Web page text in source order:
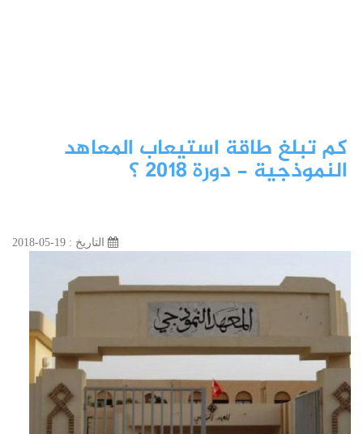
كم تبلغ طاقة استيعاب المعاهد
النموذجية - دورة 2018 ؟
التاريخ : 19-05-2018